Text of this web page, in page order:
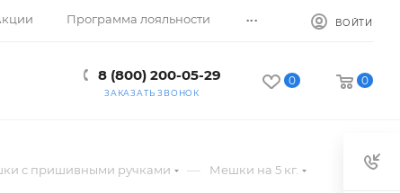
Программа лояльности ... ВОЙТИ
8 (800) 200-05-29
ЗАКАЗАТЬ ЗВОНОК
0 0
с пришивными ручками — Мешки на 5 кг.